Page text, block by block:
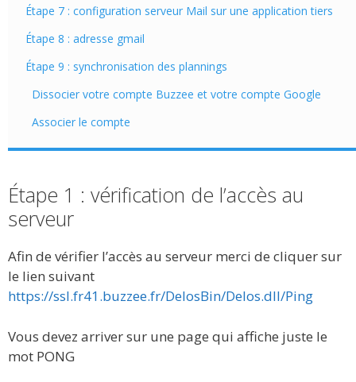
Étape 7 : configuration serveur Mail sur une application tiers
Étape 8 : adresse gmail
Étape 9 : synchronisation des plannings
Dissocier votre compte Buzzee et votre compte Google
Associer le compte
Étape 1 : vérification de l’accès au
serveur
Afin de vérifier l’accès au serveur merci de cliquer sur
le lien suivant
https://ssl.fr41.buzzee.fr/DelosBin/Delos.dll/Ping
Vous devez arriver sur une page qui affiche juste le
mot PONG